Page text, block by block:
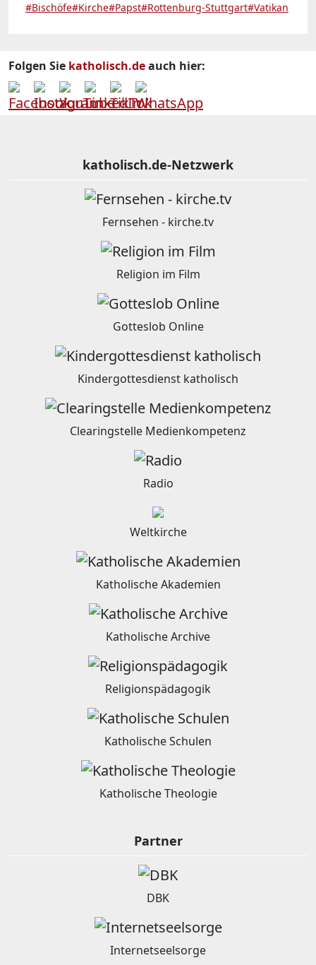
#Bischöfe#Kirche#Papst#Rottenburg-Stuttgart#Vatikan
Folgen Sie katholisch.deauch hier:
katholisch.de-Netzwerk
Fernsehen - kirche.tv
Religion im Film
Gotteslob Online
Kindergottesdienst katholisch
Clearingstelle Medienkompetenz
Radio
Weltkirche
Katholische Akademien
Katholische Archive
Religionspädagogik
Katholische Schulen
Katholische Theologie
Partner
DBK
Internetseelsorge